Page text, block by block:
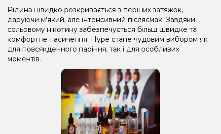
Рідина швидко розкривається з перших затяжок,
даруючи м'який, але інтенсивний післясмак. Завдяки
сольовому нікотину забезпечується більш швидке та
комфортне насичення. Hype стане чудовим вибором як
для повсякденного паріння, так і для особливих
моментів.